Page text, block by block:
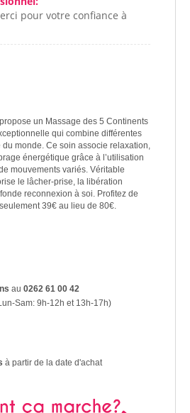
pour votre confiance à
un Massage des 5 Continents
qui combine différentes
monde. Ce soin associe relaxation,
énergétique grâce à l’utilisation
mouvements variés. Véritable
le lâcher-prise, la libération
reconnexion à soi. Profitez de
39€ au lieu de 80€.
au 0262 61 00 42
Sam: 9h-12h et 13h-17h)
à partir de la date d'achat